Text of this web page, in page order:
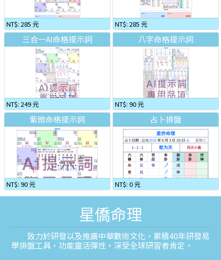
NT$: 285 元 NT$: 285 元
三合一AI命格提示詞
NT$: 249 元
八字命格提示詞
NT$: 90 元
紫微命格提示詞
NT$: 90 元
占卜排盤
NT$: 0 元
星僑命理
致力於研發以及推廣中華數術文化，累積40年研發易
學排盤工具，功能靈活彈性，深受全球研習者肯定。